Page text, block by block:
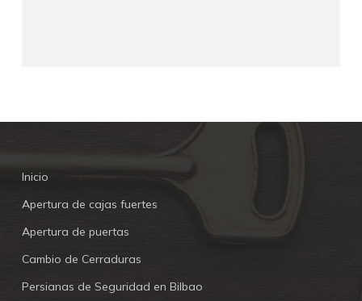
Inicio
Apertura de cajas fuertes
Apertura de puertas
Cambio de Cerraduras
Persianas de Seguridad en Bilbao